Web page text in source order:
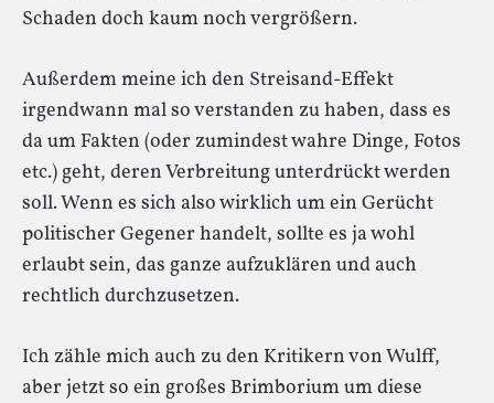
Schaden doch kaum noch vergrößern.
Außerdem meine ich den Streisand-Effekt
irgendwann mal so verstanden zu haben, dass es
da um Fakten (oder zumindest wahre Dinge, Fotos
etc.) geht, deren Verbreitung unterdrückt werden
soll. Wenn es sich also wirklich um ein Gerücht
politischer Gegener handelt, sollte es ja wohl
erlaubt sein, das ganze aufzuklären und auch
rechtlich durchzusetzen.
Ich zähle mich auch zu den Kritikern von Wulff,
aber jetzt so ein großes Brimborium um diese